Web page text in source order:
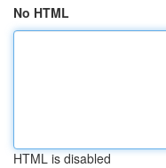
No HTML
HTML is disabled